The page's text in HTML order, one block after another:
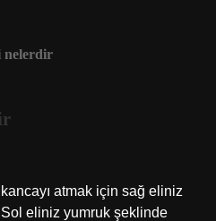
nelerdir
atmak için sağ eliniz
Sol eliniz yumruk şeklinde